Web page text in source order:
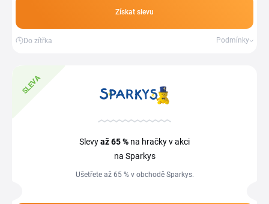
Získat slevu
Do zítřka Podmínky
SLEVA
Slevyaž 65 % na hračky v akci
na Sparkys
Ušetřete až 65 % v obchodě Sparkys.